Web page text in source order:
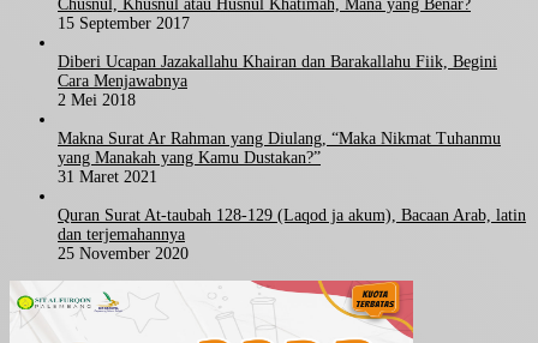
Chusnul, Khusnul atau Husnul Khatimah, Mana yang Benar?
15 September 2017
Diberi Ucapan Jazakallahu Khairan dan Barakallahu Fiik, Begini
Cara Menjawabnya
2 Mei 2018
Makna Surat Ar Rahman yang Diulang, “Maka Nikmat Tuhanmu
yang Manakah yang Kamu Dustakan?”
31 Maret 2021
Quran Surat At-taubah 128-129 (Laqod ja akum), Bacaan Arab, latin
dan terjemahannya
25 November 2020